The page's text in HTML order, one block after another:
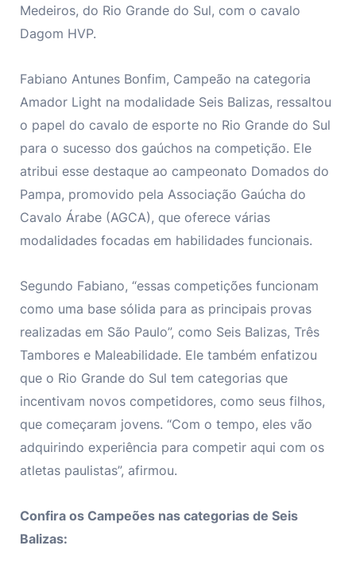
Medeiros, do Rio Grande do Sul, com o cavalo
Dagom HVP.
Fabiano Antunes Bonfim, Campeão na categoria
Amador Light na modalidade Seis Balizas, ressaltou
o papel do cavalo de esporte no Rio Grande do Sul
para o sucesso dos gaúchos na competição. Ele
atribui esse destaque ao campeonato Domados do
Pampa, promovido pela Associação Gaúcha do
Cavalo Árabe (AGCA), que oferece várias
modalidades focadas em habilidades funcionais.
Segundo Fabiano, “essas competições funcionam
como uma base sólida para as principais provas
realizadas em São Paulo”, como Seis Balizas, Três
Tambores e Maleabilidade. Ele também enfatizou
que o Rio Grande do Sul tem categorias que
incentivam novos competidores, como seus filhos,
que começaram jovens. “Com o tempo, eles vão
adquirindo experiência para competir aqui com os
atletas paulistas”, afirmou.
Confira os Campeões nas categorias de Seis
Balizas: